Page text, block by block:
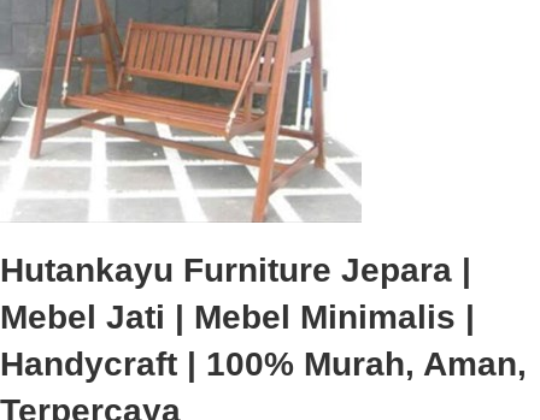
Hutankayu Furniture Jepara |
Mebel Jati | Mebel Minimalis |
Handycraft | 100% Murah, Aman,
Terpercaya